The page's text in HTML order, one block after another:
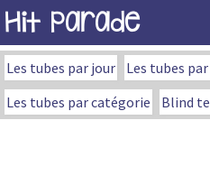
Hit Parade
Les tubes par jour Les tubes
Les tubes par catégorie
Blind